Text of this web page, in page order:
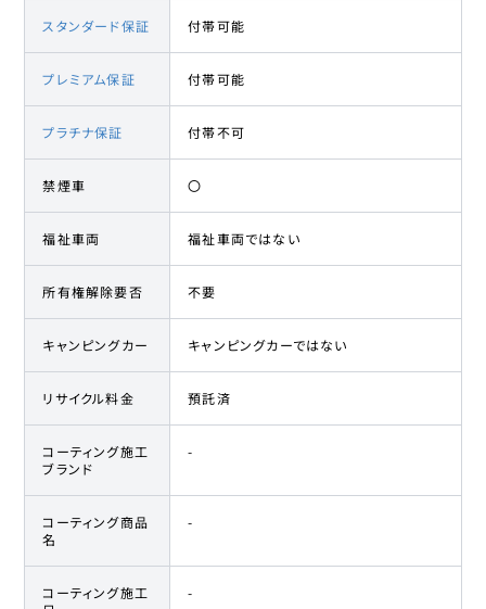
スタンダード保証 付帯可能
プレミアム保証 付帯可能
プラチナ保証 付帯不可
禁煙車 〇
福祉車両 福祉車両ではない
所有権解除要否 不要
キャンピングカー キャンピングカーではない
リサイクル料金 預託済
コーティング施工
ブランド
-
コーティング商品
名
-
コーティング施工
-